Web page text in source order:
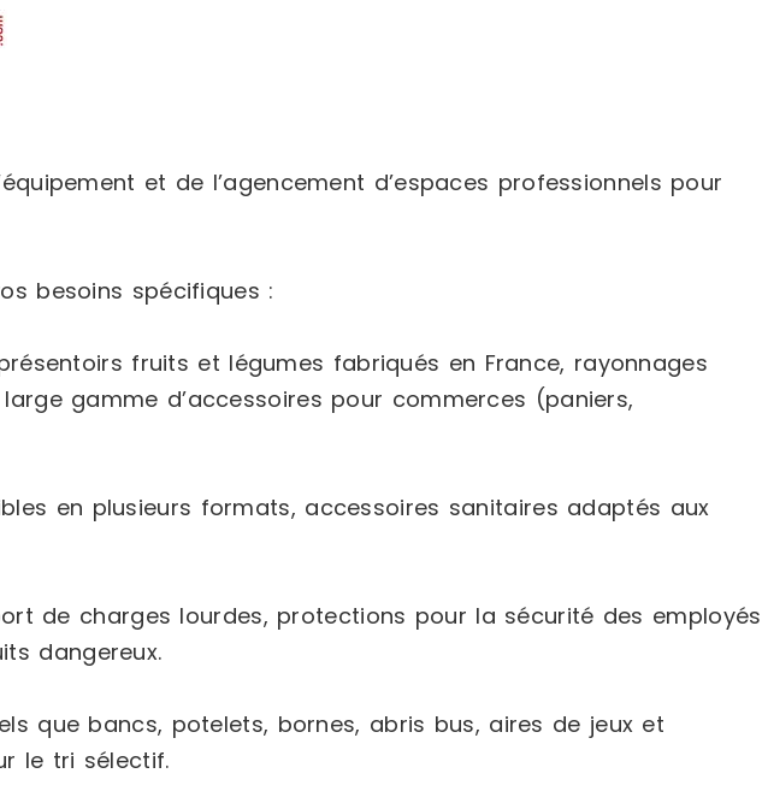
et de l’agencement d’espaces professionnels pour
besoins spécifiques :
fruits et légumes fabriqués en France, rayonnages
gamme d’accessoires pour commerces (paniers,
en plusieurs formats, accessoires sanitaires adaptés aux
de charges lourdes, protections pour la sécurité des employés
dangereux.
que bancs, potelets, bornes, abris bus, aires de jeux et
le tri sélectif.